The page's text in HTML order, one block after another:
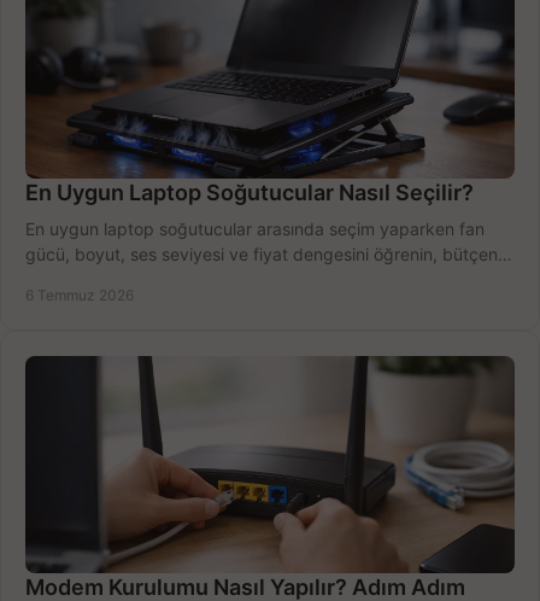
En Uygun Laptop Soğutucular Nasıl Seçilir?
En uygun laptop soğutucular arasında seçim yaparken fan
gücü, boyut, ses seviyesi ve fiyat dengesini öğrenin, bütçenizi
6 Temmuz 2026
Modem Kurulumu Nasıl Yapılır? Adım Adım